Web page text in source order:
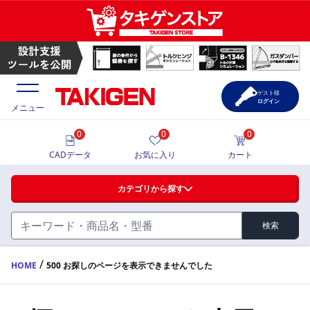
ハンドル・取手・つまみ・周辺機器
FA・A
蝶番・ステー・周辺機器
価格一覧
製品カタログ
メニュー
カテゴリから探す
検索
0
CADデータ
0
お気に入り
0
カート
ゲスト様
ログイン
HOME / 500 お探しのページを表示できませんでした